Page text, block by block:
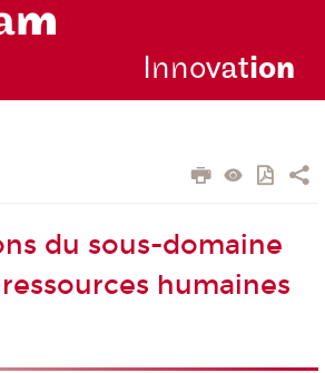
Innovation
du sous-domaine
humaines